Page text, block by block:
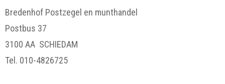
Bredenhof Postzegel en munthandel
Postbus 37
3100 AA SCHIEDAM
Tel. 010-4826725